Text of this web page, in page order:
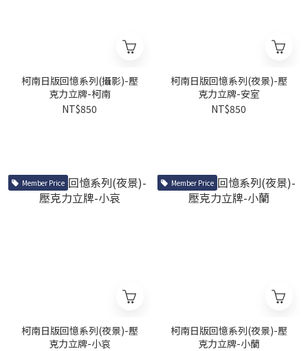
柯南日版回憶系列(攝影)-壓
克力立牌-柯南
NT$850
柯南日版回憶系列(夜景)-壓
克力立牌-安室
NT$850
Member Price
柯南日版回憶系列(夜景)-壓
克力立牌-小哀
Member Price
柯南日版回憶系列(夜景)-壓
克力立牌-小蘭